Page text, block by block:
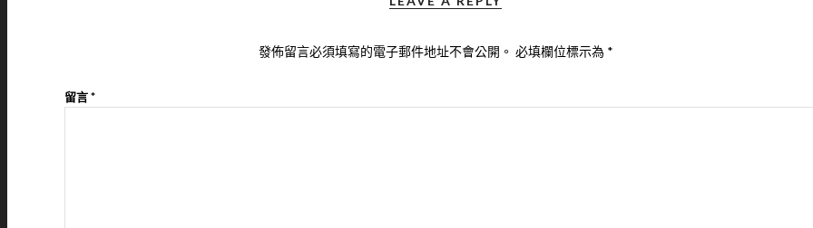
發佈留言必須填寫的電子郵件地址不會公開。 必填欄位標示為 *
留言*